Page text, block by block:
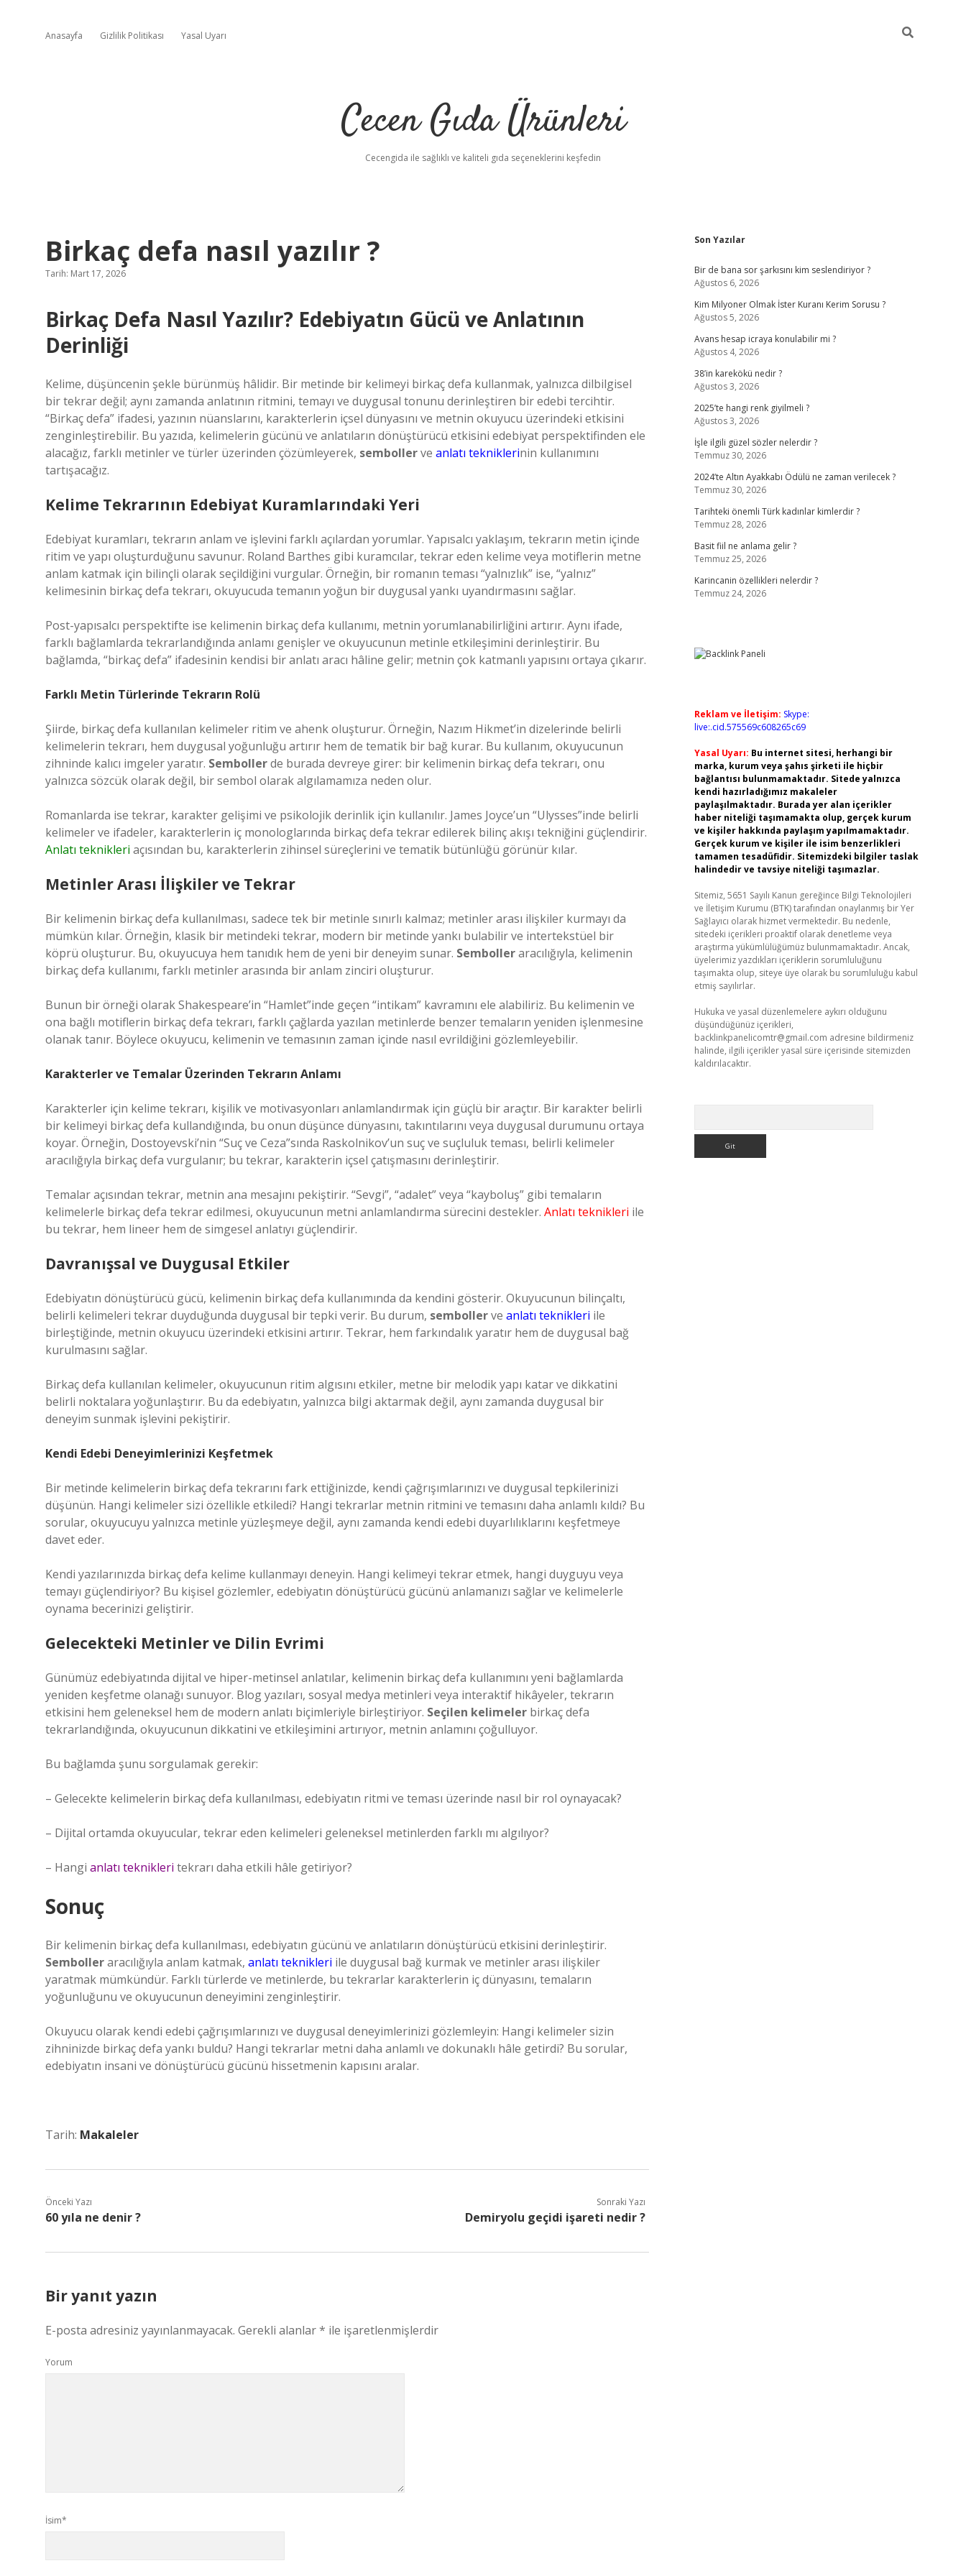
Anasayfa Gizlilik Politikası Yasal Uyarı
Cecen Gıda Ürünleri
Cecengida ile sağlıklı ve kaliteli gıda seçeneklerini keşfedin
Birkaç defa nasıl yazılır ?
Tarih: Mart 17, 2026
Birkaç Defa Nasıl Yazılır? Edebiyatın Gücü ve Anlatının
Derinliği
Kelime, düşüncenin şekle bürünmüş hâlidir. Bir metinde bir kelimeyi birkaç defa kullanmak, yalnızca dilbilgisel
bir tekrar değil; aynı zamanda anlatının ritmini, temayı ve duygusal tonunu derinleştiren bir edebi tercihtir.
“Birkaç defa” ifadesi, yazının nüanslarını, karakterlerin içsel dünyasını ve metnin okuyucu üzerindeki etkisini
zenginleştirebilir. Bu yazıda, kelimelerin gücünü ve anlatıların dönüştürücü etkisini edebiyat perspektifinden ele
alacağız, farklı metinler ve türler üzerinden çözümleyerek, sembollerve anlatı tekniklerinin kullanımını
tartışacağız.
Kelime Tekrarının Edebiyat Kuramlarındaki Yeri
Edebiyat kuramları, tekrarın anlam ve işlevini farklı açılardan yorumlar. Yapısalcı yaklaşım, tekrarın metin içinde
ritim ve yapı oluşturduğunu savunur. Roland Barthes gibi kuramcılar, tekrar eden kelime veya motiflerin metne
anlam katmak için bilinçli olarak seçildiğini vurgular. Örneğin, bir romanın teması “yalnızlık” ise, “yalnız”
kelimesinin birkaç defa tekrarı, okuyucuda temanın yoğun bir duygusal yankı uyandırmasını sağlar.
Post-yapısalcı perspektifte ise kelimenin birkaç defa kullanımı, metnin yorumlanabilirliğini artırır. Aynı ifade,
farklı bağlamlarda tekrarlandığında anlamı genişler ve okuyucunun metinle etkileşimini derinleştirir. Bu
bağlamda, “birkaç defa” ifadesinin kendisi bir anlatı aracı hâline gelir; metnin çok katmanlı yapısını ortaya çıkarır.
Farklı Metin Türlerinde Tekrarın Rolü
Şiirde, birkaç defa kullanılan kelimeler ritim ve ahenk oluşturur. Örneğin, Nazım Hikmet’in dizelerinde belirli
kelimelerin tekrarı, hem duygusal yoğunluğu artırır hem de tematik bir bağ kurar. Bu kullanım, okuyucunun
zihninde kalıcı imgeler yaratır. Sembollerde burada devreye girer: bir kelimenin birkaç defa tekrarı, onu
yalnızca sözcük olarak değil, bir sembol olarak algılamamıza neden olur.
Romanlarda ise tekrar, karakter gelişimi ve psikolojik derinlik için kullanılır. James Joyce’un “Ulysses”inde belirli
kelimeler ve ifadeler, karakterlerin iç monologlarında birkaç defa tekrar edilerek bilinç akışı tekniğini güçlendirir.
Anlatı teknikleri açısından bu, karakterlerin zihinsel süreçlerini ve tematik bütünlüğü görünür kılar.
Metinler Arası İlişkiler ve Tekrar
Bir kelimenin birkaç defa kullanılması, sadece tek bir metinle sınırlı kalmaz; metinler arası ilişkiler kurmayı da
mümkün kılar. Örneğin, klasik bir metindeki tekrar, modern bir metinde yankı bulabilir ve intertekstüel bir
köprü oluşturur. Bu, okuyucuya hem tanıdık hem de yeni bir deneyim sunar. Sembolleraracılığıyla, kelimenin
birkaç defa kullanımı, farklı metinler arasında bir anlam zinciri oluşturur.
Bunun bir örneği olarak Shakespeare’in “Hamlet”inde geçen “intikam” kavramını ele alabiliriz. Bu kelimenin ve
ona bağlı motiflerin birkaç defa tekrarı, farklı çağlarda yazılan metinlerde benzer temaların yeniden işlenmesine
olanak tanır. Böylece okuyucu, kelimenin ve temasının zaman içinde nasıl evrildiğini gözlemleyebilir.
Karakterler ve Temalar Üzerinden Tekrarın Anlamı
Karakterler için kelime tekrarı, kişilik ve motivasyonları anlamlandırmak için güçlü bir araçtır. Bir karakter belirli
bir kelimeyi birkaç defa kullandığında, bu onun düşünce dünyasını, takıntılarını veya duygusal durumunu ortaya
koyar. Örneğin, Dostoyevski’nin “Suç ve Ceza”sında Raskolnikov’un suç ve suçluluk teması, belirli kelimeler
aracılığıyla birkaç defa vurgulanır; bu tekrar, karakterin içsel çatışmasını derinleştirir.
Temalar açısından tekrar, metnin ana mesajını pekiştirir. “Sevgi”, “adalet” veya “kayboluş” gibi temaların
kelimelerle birkaç defa tekrar edilmesi, okuyucunun metni anlamlandırma sürecini destekler. Anlatı teknikleri ile
bu tekrar, hem lineer hem de simgesel anlatıyı güçlendirir.
Davranışsal ve Duygusal Etkiler
Edebiyatın dönüştürücü gücü, kelimenin birkaç defa kullanımında da kendini gösterir. Okuyucunun bilinçaltı,
belirli kelimeleri tekrar duyduğunda duygusal bir tepki verir. Bu durum, sembollerve anlatı teknikleri ile
birleştiğinde, metnin okuyucu üzerindeki etkisini artırır. Tekrar, hem farkındalık yaratır hem de duygusal bağ
kurulmasını sağlar.
Birkaç defa kullanılan kelimeler, okuyucunun ritim algısını etkiler, metne bir melodik yapı katar ve dikkatini
belirli noktalara yoğunlaştırır. Bu da edebiyatın, yalnızca bilgi aktarmak değil, aynı zamanda duygusal bir
deneyim sunmak işlevini pekiştirir.
Kendi Edebi Deneyimlerinizi Keşfetmek
Bir metinde kelimelerin birkaç defa tekrarını fark ettiğinizde, kendi çağrışımlarınızı ve duygusal tepkilerinizi
düşünün. Hangi kelimeler sizi özellikle etkiledi? Hangi tekrarlar metnin ritmini ve temasını daha anlamlı kıldı? Bu
sorular, okuyucuyu yalnızca metinle yüzleşmeye değil, aynı zamanda kendi edebi duyarlılıklarını keşfetmeye
davet eder.
Kendi yazılarınızda birkaç defa kelime kullanmayı deneyin. Hangi kelimeyi tekrar etmek, hangi duyguyu veya
temayı güçlendiriyor? Bu kişisel gözlemler, edebiyatın dönüştürücü gücünü anlamanızı sağlar ve kelimelerle
oynama becerinizi geliştirir.
Gelecekteki Metinler ve Dilin Evrimi
Günümüz edebiyatında dijital ve hiper-metinsel anlatılar, kelimenin birkaç defa kullanımını yeni bağlamlarda
yeniden keşfetme olanağı sunuyor. Blog yazıları, sosyal medya metinleri veya interaktif hikâyeler, tekrarın
etkisini hem geleneksel hem de modern anlatı biçimleriyle birleştiriyor. Seçilen kelimeler birkaç defa
tekrarlandığında, okuyucunun dikkatini ve etkileşimini artırıyor, metnin anlamını çoğulluyor.
Bu bağlamda şunu sorgulamak gerekir:
– Gelecekte kelimelerin birkaç defa kullanılması, edebiyatın ritmi ve teması üzerinde nasıl bir rol oynayacak?
– Dijital ortamda okuyucular, tekrar eden kelimeleri geleneksel metinlerden farklı mı algılıyor?
– Hangi anlatı teknikleri tekrarı daha etkili hâle getiriyor?
Sonuç
Bir kelimenin birkaç defa kullanılması, edebiyatın gücünü ve anlatıların dönüştürücü etkisini derinleştirir.
Sembolleraracılığıyla anlam katmak, anlatı teknikleri ile duygusal bağ kurmak ve metinler arası ilişkiler
yaratmak mümkündür. Farklı türlerde ve metinlerde, bu tekrarlar karakterlerin iç dünyasını, temaların
yoğunluğunu ve okuyucunun deneyimini zenginleştirir.
Okuyucu olarak kendi edebi çağrışımlarınızı ve duygusal deneyimlerinizi gözlemleyin: Hangi kelimeler sizin
zihninizde birkaç defa yankı buldu? Hangi tekrarlar metni daha anlamlı ve dokunaklı hâle getirdi? Bu sorular,
edebiyatın insani ve dönüştürücü gücünü hissetmenin kapısını aralar.
Tarih: Makaleler
Önceki Yazı
60 yıla ne denir ?
Sonraki Yazı
Demiryolu geçidi işareti nedir ?
Bir yanıt yazın
E-posta adresiniz yayınlanmayacak. Gerekli alanlar* ile işaretlenmişlerdir
Yorum
İsim*
Sidebar
Son Yazılar
Bir de bana sor şarkısını kim seslendiriyor ?
Ağustos 6, 2026
Kim Milyoner Olmak İster Kuranı Kerim Sorusu ?
Ağustos 5, 2026
Avans hesap icraya konulabilir mi ?
Ağustos 4, 2026
38’in karekökü nedir ?
Ağustos 3, 2026
2025’te hangi renk giyilmeli ?
Ağustos 3, 2026
İşle ilgili güzel sözler nelerdir ?
Temmuz 30, 2026
2024’te Altın Ayakkabı Ödülü ne zaman verilecek ?
Temmuz 30, 2026
Tarihteki önemli Türk kadınlar kimlerdir ?
Temmuz 28, 2026
Basit fiil ne anlama gelir ?
Temmuz 25, 2026
Karincanin özellikleri nelerdir ?
Temmuz 24, 2026
Reklam ve İletişim: Skype:
live:.cid.575569c608265c69
Yasal Uyarı: Bu internet sitesi, herhangi bir
marka, kurum veya şahıs şirketi ile hiçbir
bağlantısı bulunmamaktadır. Sitede yalnızca
kendi hazırladığımız makaleler
paylaşılmaktadır. Burada yer alan içerikler
haber niteliği taşımamakta olup, gerçek kurum
ve kişiler hakkında paylaşım yapılmamaktadır.
Gerçek kurum ve kişiler ile isim benzerlikleri
tamamen tesadüfidir. Sitemizdeki bilgiler taslak
halindedir ve tavsiye niteliği taşımazlar.
Sitemiz, 5651 Sayılı Kanun gereğince Bilgi Teknolojileri
ve İletişim Kurumu (BTK) tarafından onaylanmış bir Yer
Sağlayıcı olarak hizmet vermektedir. Bu nedenle,
sitedeki içerikleri proaktif olarak denetleme veya
araştırma yükümlülüğümüz bulunmamaktadır. Ancak,
üyelerimiz yazdıkları içeriklerin sorumluluğunu
taşımakta olup, siteye üye olarak bu sorumluluğu kabul
etmiş sayılırlar.
Hukuka ve yasal düzenlemelere aykırı olduğunu
düşündüğünüz içerikleri,
backlinkpanelicomtr@gmail.com adresine bildirmeniz
halinde, ilgili içerikler yasal süre içerisinde sitemizden
kaldırılacaktır.
https://hiltonbet-giris.com/